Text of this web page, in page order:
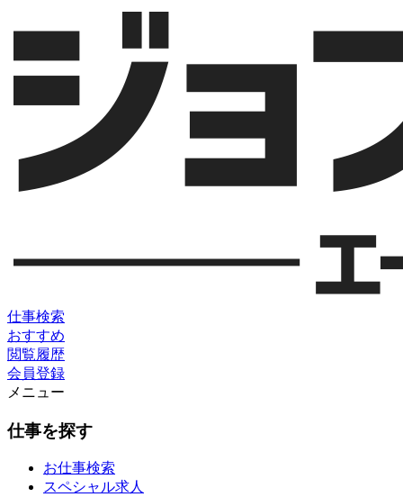
仕事検索
おすすめ
閲覧履歴
会員登録
メニュー
仕事を探す
お仕事検索
スペシャル求人